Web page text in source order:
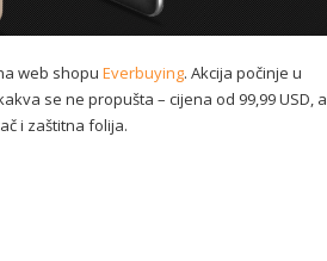
web shopu Everbuying. Akcija počinje u
se ne propušta – cijena od 99,99 USD, a
i zaštitna folija.